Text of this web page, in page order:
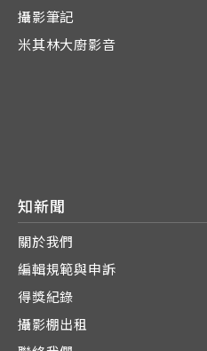
攝影筆記
米其林大廚影音
知新聞
關於我們
編輯規範與申訴
得獎紀錄
攝影棚出租